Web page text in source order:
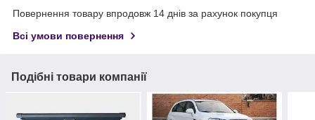
Повернення товару впродовж 14 днів за рахунок покупця
Всі умови повернення
Подібні товари компанії